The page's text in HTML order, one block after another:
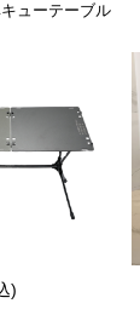
ューテーブル
)